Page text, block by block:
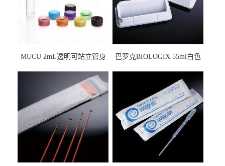
MUCU 2mL透明可站立管身
巴罗克BIOLOGIX 55ml白色
马射线灭菌25-0051